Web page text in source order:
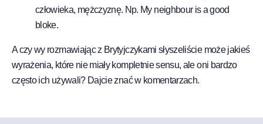
człowieka, mężczyznę. Np. My neighbour is a good
bloke.
A czy wy rozmawiając z Brytyjczykami słyszeliście może jakieś
wyrażenia, które nie miały kompletnie sensu, ale oni bardzo
często ich używali? Dajcie znać w komentarzach.